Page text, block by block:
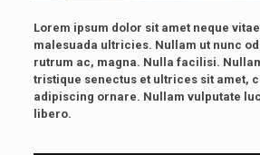
Lorem ipsum dolor sit amet neque
malesuada ultricies. Nullam ut nunc
rutrum ac, magna. Nulla facilisi.
tristique senectus et ultrices sit amet,
adipiscing ornare. Nullam vulputate
libero.